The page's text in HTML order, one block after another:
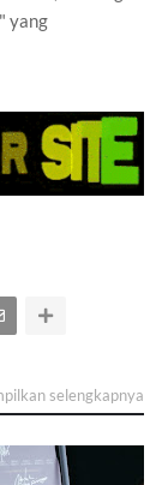
yang
selengkapnya